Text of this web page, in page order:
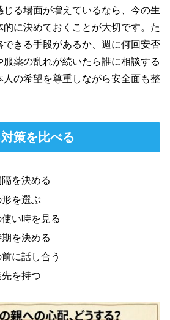
る場面が増えているなら、今の生
に決めておくことが大切です。た
できる手段があるか、週に何回安否
薬の乱れが続いたら誰に相談する
の希望を尊重しながら安全面も整
策を比べる
を決める
を選ぶ
い時を見る
を決める
に話し合う
を持つ